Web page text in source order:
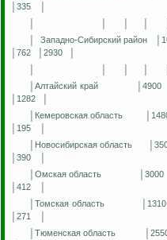
│335
Западно-Сибирский район
│762
│2930
│Алтайский край
│4900
│1282
│Кемеровская область
│195
│Новосибирская область
│390
│Омская область
│3000
│412
│Томская область
│1310
│271
│Тюменская область